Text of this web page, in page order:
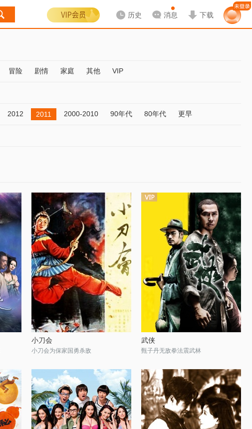
历史 消息 下载
冒险 剧情 家庭 其他 VIP
2012 2011 2000-2010 90年代 80年代 更早
小刀会
小刀会为保家国勇杀敌
武侠
甄子丹无敌拳法震武林